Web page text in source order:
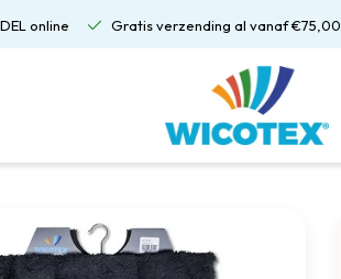
online Gratis verzending al vanaf €75,00